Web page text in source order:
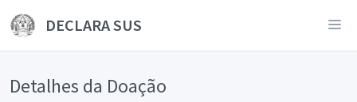
DECLARA SUS
Detalhes da Doação